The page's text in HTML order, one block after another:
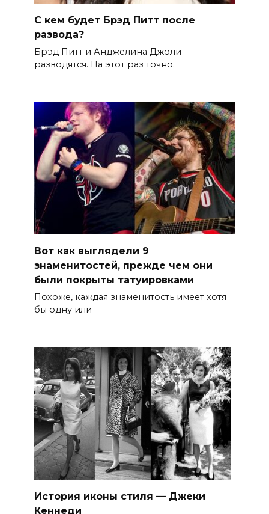
С кем будет Брэд Питт после
развода?
Брэд Питт и Анджелина Джоли
разводятся. На этот раз точно.
Вот как выглядели 9
знаменитостей, прежде чем они
были покрыты татуировками
Похоже, каждая знаменитость имеет хотя
бы одну или
История иконы стиля — Джеки
Кеннеди